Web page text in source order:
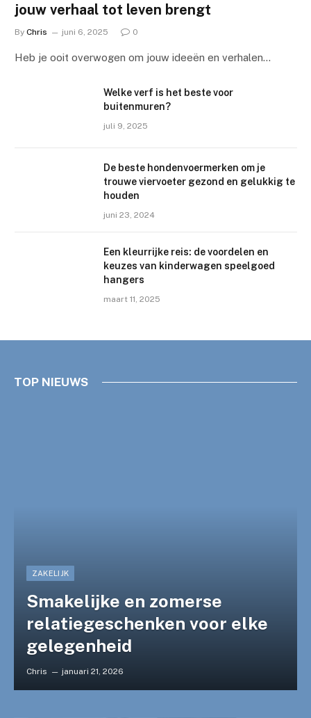
jouw verhaal tot leven brengt
By Chris juni 6, 2025 0
Heb je ooit overwogen om jouw ideeën en verhalen…
Welke verf is het beste voor
buitenmuren?
juli 9, 2025
De beste hondenvoermerken om je
trouwe viervoeter gezond en gelukkig te
houden
juni 23, 2024
Een kleurrijke reis: de voordelen en
keuzes van kinderwagen speelgoed
hangers
maart 11, 2025
TOP NIEUWS
ZAKELIJK
Smakelijke en zomerse
relatiegeschenken voor elke
gelegenheid
Chris januari 21, 2026